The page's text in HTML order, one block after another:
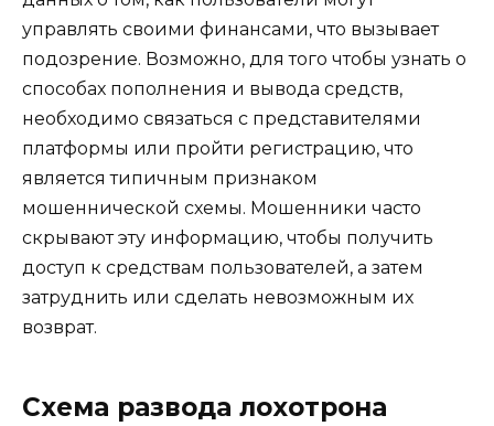
управлять своими финансами, что вызывает
подозрение. Возможно, для того чтобы узнать о
способах пополнения и вывода средств,
необходимо связаться с представителями
платформы или пройти регистрацию, что
является типичным признаком
мошеннической схемы. Мошенники часто
скрывают эту информацию, чтобы получить
доступ к средствам пользователей, а затем
затруднить или сделать невозможным их
возврат.
Схема развода лохотрона